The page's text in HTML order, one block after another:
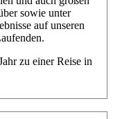
sowie unter
auf unseren
zu einer Reise in